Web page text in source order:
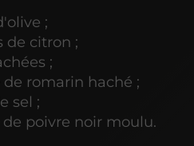
;
de citron ;
;
de romarin haché ;
sel ;
de poivre noir moulu.